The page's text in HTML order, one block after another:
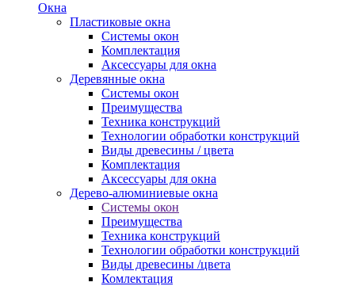
Окна
Пластиковые окна
Системы окон
Комплектация
Аксессуары для окна
Деревянные окна
Системы окон
Преимущества
Техника конструкций
Технологии обработки конструкций
Виды древесины / цвета
Комплектация
Аксессуары для окна
Дерево-алюминиевые окна
Системы окон
Преимущества
Техника конструкций
Технологии обработки конструкций
Виды древесины /цвета
Комлектация